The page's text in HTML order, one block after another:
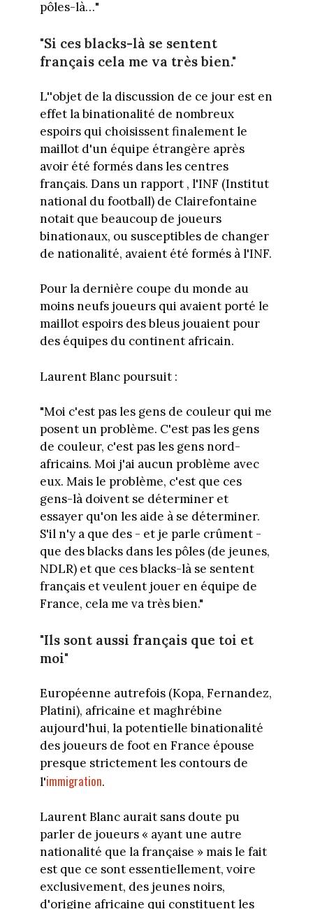
pôles-là…"
"Si ces blacks-là se sentent
français cela me va très bien."
L''objet de la discussion de ce jour est en
effet la binationalité de nombreux
espoirs qui choisissent finalement le
maillot d'un équipe étrangère après
avoir été formés dans les centres
français. Dans un rapport , l'INF (Institut
national du football) de Clairefontaine
notait que beaucoup de joueurs
binationaux, ou susceptibles de changer
de nationalité, avaient été formés à l'INF.
Pour la dernière coupe du monde au
moins neufs joueurs qui avaient porté le
maillot espoirs des bleus jouaient pour
des équipes du continent africain.
Laurent Blanc poursuit :
"Moi c'est pas les gens de couleur qui me
posent un problème. C'est pas les gens
de couleur, c'est pas les gens nord-
africains. Moi j'ai aucun problème avec
eux. Mais le problème, c'est que ces
gens-là doivent se déterminer et
essayer qu'on les aide à se déterminer.
S'il n'y a que des - et je parle crûment -
que des blacks dans les pôles (de jeunes,
NDLR) et que ces blacks-là se sentent
français et veulent jouer en équipe de
France, cela me va très bien."
"Ils sont aussi français que toi et
moi"
Européenne autrefois (Kopa, Fernandez,
Platini), africaine et maghrébine
aujourd'hui, la potentielle binationalité
des joueurs de foot en France épouse
presque strictement les contours de
l'immigration.
Laurent Blanc aurait sans doute pu
parler de joueurs « ayant une autre
nationalité que la française » mais le fait
est que ce sont essentiellement, voire
exclusivement, des jeunes noirs,
d'origine africaine qui constituent les